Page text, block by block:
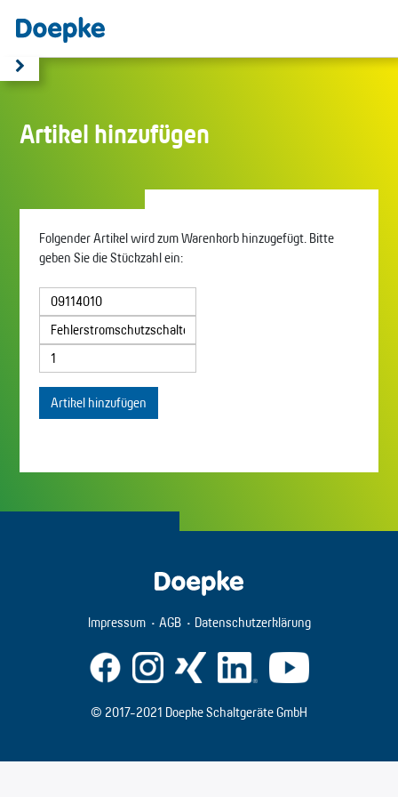
Artikel hinzufügen
Folgender Artikel wird zum Warenkorb hinzugefügt. Bitte
geben Sie die Stückzahl ein:
Artikel hinzufügen
Impressum AGB Datenschutzerklärung
© 2017-2021 Doepke Schaltgeräte GmbH